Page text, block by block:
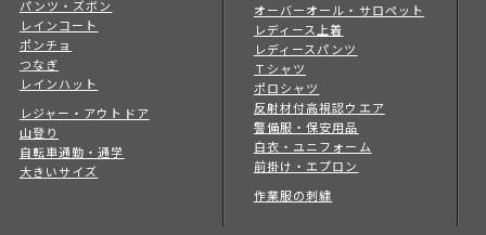
パンツ・ズボン
レインコート
ポンチョ
つなぎ
レインハット
レジャー・アウトドア
山登り
自転車通勤・通学
大きいサイズ
オーバーオール・サロペット
レディース上着
レディースパンツ
Ｔシャツ
ポロシャツ
反射材付高視認ウエア
警備服・保安用品
白衣・ユニフォーム
前掛け・エプロン
作業服の刺繍